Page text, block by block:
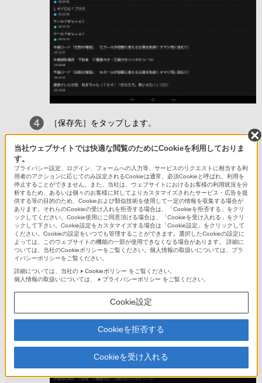
［保存先］をタップします。
［SDカード］をタップします。
当社ウェブサイトでは快適な閲覧のためにCookieを利用しておりま
す。
プライバシー設定、ログイン、フォームへの入力等、サービスのリクエストに相当する利
用者のアクションに応じてのみ設定されるCookieは通常、必須Cookieと呼ばれ、利用を
停止することができません。また、当社は、ウェブサイトにおけるお客様の利用状況を分
析するため、あるいは個々のお客様に対してよりカスタマイズされたサービス・広告を提
供する等の目的のため、Cookieおよび類似技術を使用して一定の情報を収集する場合が
あります。それらのCookieの受け入れを拒否する場合は、「Cookieを拒否する」をクリ
ックしてください。Cookie使用にご同意頂ける場合は、「Cookieを受け入れる」をクリ
ックして下さい。Cookie設定をカスタマイズする場合は「Cookie設定」をクリックして
ください。Cookieの設定をいつでも管理することができます。選択したCookieの設定に
よっては、このウェブサイトの機能の一部が使用できなくなる場合があります。 詳細に
ついては、当社のCookieポリシーをご覧ください。個人情報の取扱いについては、プラ
イバシーポリシーをご覧ください。
詳細については、当社の
Cookieポリシー をご覧ください。
個人情報の取扱いについては、
プライバシーポリシー をご覧ください。
Cookie設定
Cookieを拒否する
Cookieを受け入れる